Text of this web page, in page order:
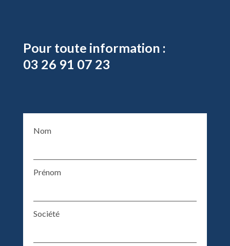
Pour toute information :
03 26 91 07 23
Nom
Prénom
Société